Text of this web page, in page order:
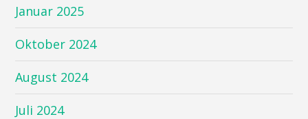
Januar 2025
Oktober 2024
August 2024
Juli 2024